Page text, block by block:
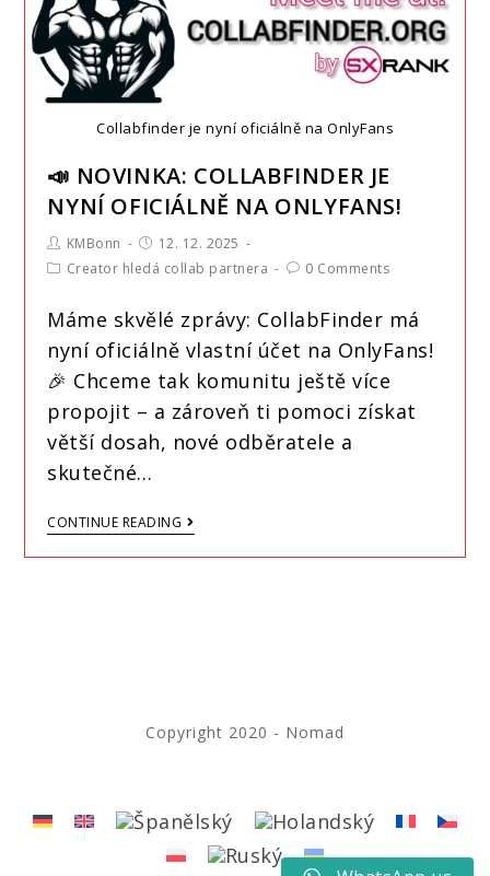
Collabfinder je nyní oficiálně na OnlyFans
📣 NOVINKA: COLLABFINDER JE
NYNÍ OFICIÁLNĚ NA ONLYFANS!
KMBonn
12. 12. 2025
Creator hledá collab partnera
0 Comments
Máme skvělé zprávy: CollabFinder má
nyní oficiálně vlastní účet na OnlyFans!
🎉 Chceme tak komunitu ještě více
propojit – a zároveň ti pomoci získat
větší dosah, nové odběratele a
skutečné…
CONTINUE READING
Copyright 2020 - Nomad